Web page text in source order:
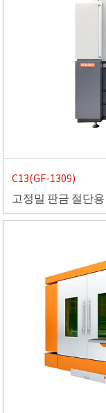
C13(GF-1309)
고정밀 판금 절단